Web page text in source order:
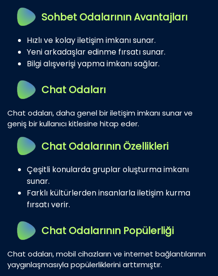
Sohbet Odalarının Avantajları
Hızlı ve kolay iletişim imkanı sunar.
Yeni arkadaşlar edinme fırsatı sunar.
Bilgi alışverişi yapma imkanı sağlar.
Chat Odaları
Chat odaları, daha genel bir iletişim imkanı sunar ve
geniş bir kullanıcı kitlesine hitap eder.
Chat Odalarının Özellikleri
Çeşitli konularda gruplar oluşturma imkanı
sunar.
Farklı kültürlerden insanlarla iletişim kurma
fırsatı verir.
Chat Odalarının Popülerliği
Chat odaları, mobil cihazların ve internet bağlantılarının
yaygınlaşmasıyla popülerliklerini arttırmıştır.